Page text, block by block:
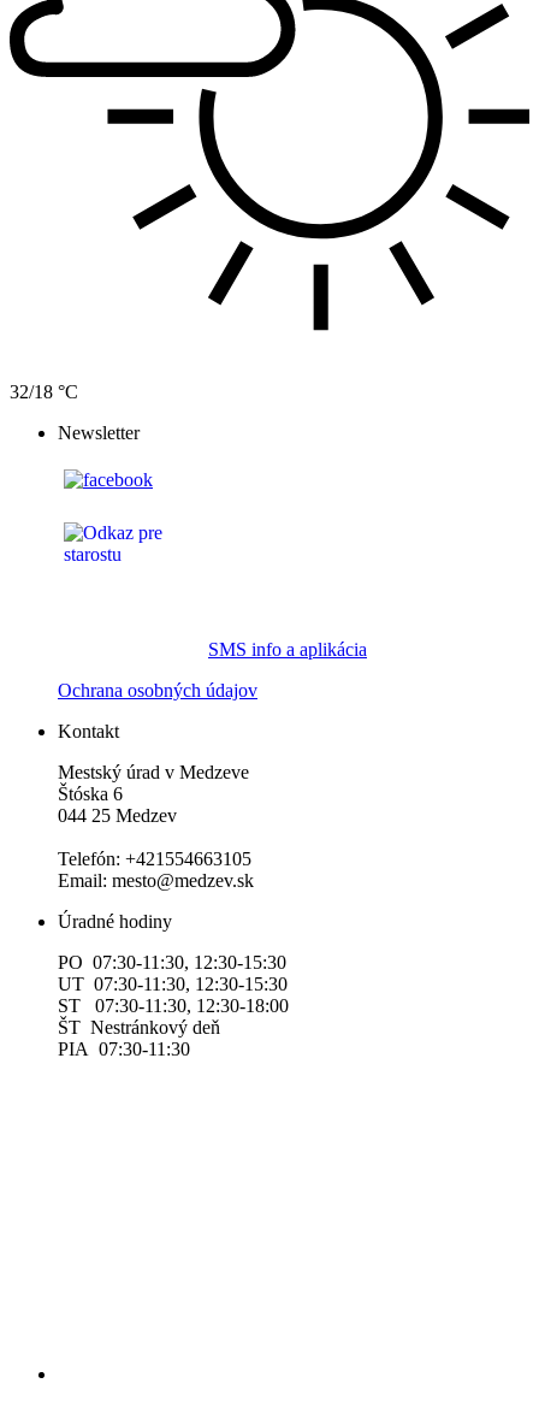
32/18 °C
Newsletter
SMS info a aplikácia
Ochrana osobných údajov
Kontakt
Mestský úrad v Medzeve
Štóska 6
044 25 Medzev
Telefón: +421554663105
Email: mesto@medzev.sk
Úradné hodiny
PO 07:30-11:30, 12:30-15:30
UT 07:30-11:30, 12:30-15:30
ST 07:30-11:30, 12:30-18:00
ŠT Nestránkový deň
PIA 07:30-11:30